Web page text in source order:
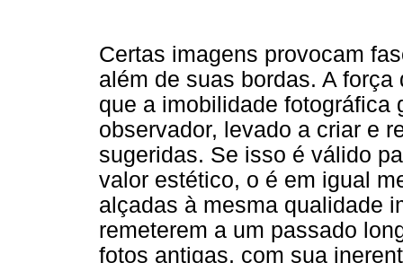
Certas imagens provocam
além de suas bordas. A
que a imobilidade fotográfica
observador, levado a criar e
sugeridas. Se isso é válido
valor estético, o é em igual
alçadas à mesma qualidade
remeterem a um passado
fotos antigas, com sua